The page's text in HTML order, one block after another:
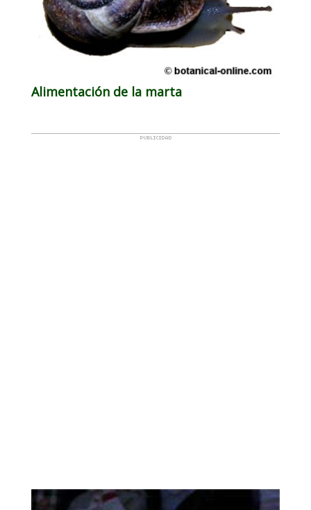
Alimentación de la marta